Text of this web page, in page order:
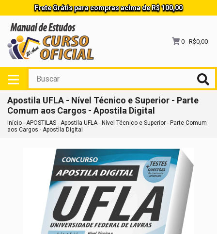
Frete Grátis para compras acima de R$ 100,00
0 - R$0,00
Apostila UFLA - Nível Técnico e Superior - Parte
Comum aos Cargos - Apostila Digital
Início - APOSTILAS - Apostila UFLA - Nível Técnico e Superior - Parte Comum
aos Cargos - Apostila Digital